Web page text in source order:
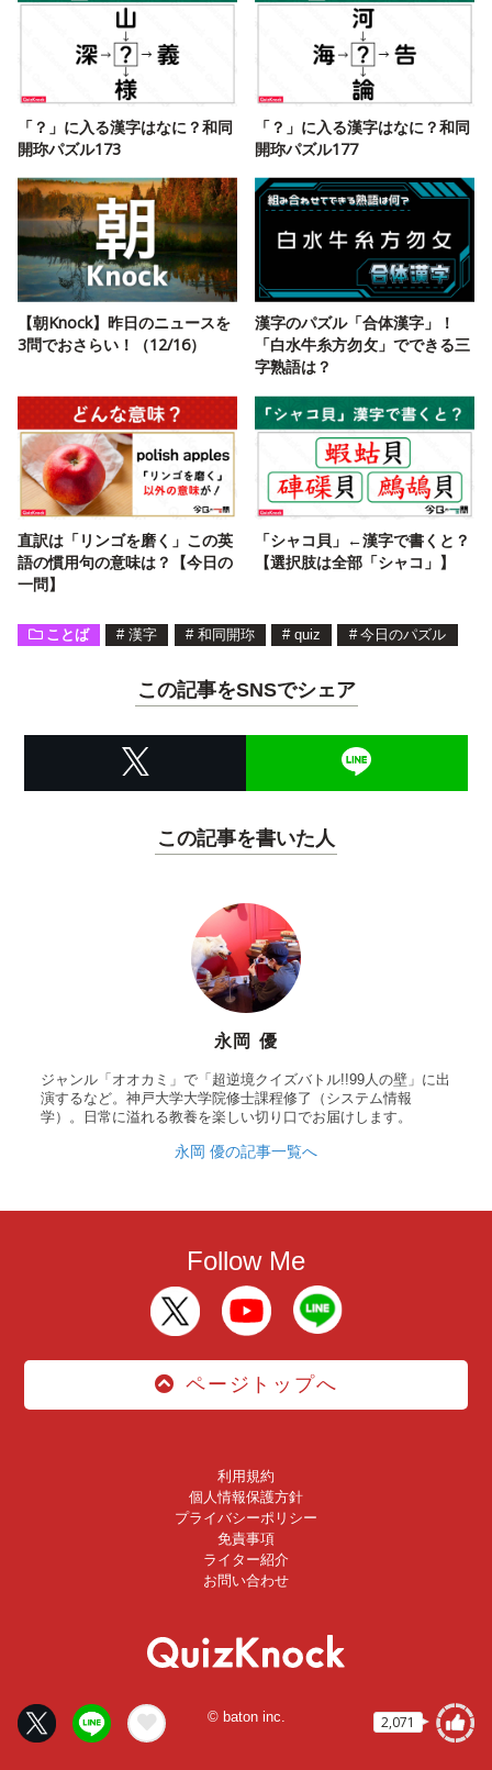
2,071
「？」に入る漢字はなに？和同
開珎パズル173
「？」に入る漢字はなに？和同
開珎パズル177
【朝Knock】昨日のニュースを
3問でおさらい！（12/16）
漢字のパズル「合体漢字」！
「白水牛糸方勿攵」でできる三
字熟語は？
直訳は「リンゴを磨く」この英
語の慣用句の意味は？【今日の
一問】
「シャコ貝」←漢字で書くと？
【選択肢は全部「シャコ」】
ことば # 漢字 # 和同開珎 # quiz # 今日のパズル
この記事をSNSでシェア
この記事を書いた人
永岡 優
ジャンル「オオカミ」で「超逆境クイズバトル!!99人の壁」に出
演するなど。神戸大学大学院修士課程修了（システム情報
学）。日常に溢れる教養を楽しい切り口でお届けします。
永岡 優の記事一覧へ
Follow Me
ページトップへ
利用規約
個人情報保護方針
プライバシーポリシー
免責事項
ライター紹介
お問い合わせ
© baton inc.